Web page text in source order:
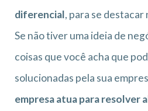
diferencial, para se destacar
Se não tiver uma ideia de
coisas que você acha que
solucionadas pela sua
empresa atua para resolver